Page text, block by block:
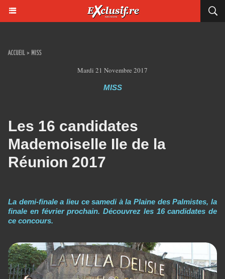
ACCUEIL > MISS
Mardi 21 Novembre 2017
MISS
Les 16 candidates
Mademoiselle Ile de la
Réunion 2017
La demi-finale a lieu ce samedi à la Plaine des Palmistes, la
finale en février prochain. Découvrez les 16 candidates de
ce concours.